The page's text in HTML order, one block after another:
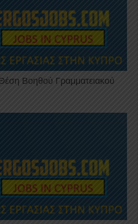
Βοηθού Γραμματειακού